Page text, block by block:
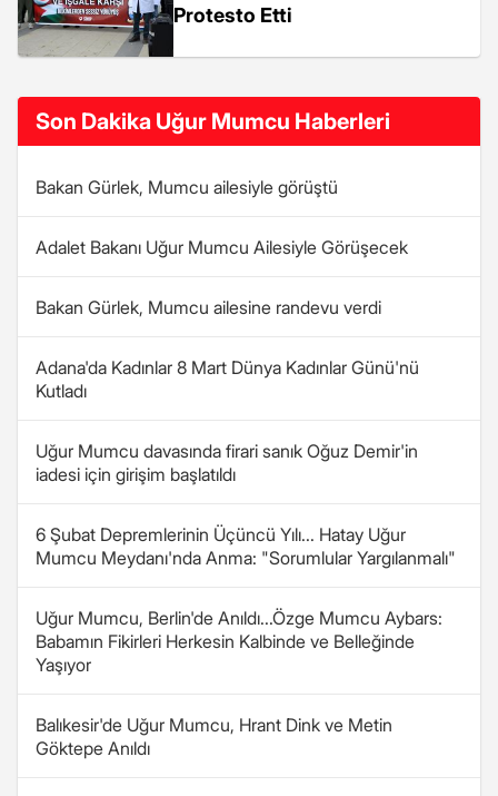
Protesto Etti
Son Dakika Uğur Mumcu Haberleri
Bakan Gürlek, Mumcu ailesiyle görüştü
Adalet Bakanı Uğur Mumcu Ailesiyle Görüşecek
Bakan Gürlek, Mumcu ailesine randevu verdi
Adana'da Kadınlar 8 Mart Dünya Kadınlar Günü'nü
Kutladı
Uğur Mumcu davasında firari sanık Oğuz Demir'in
iadesi için girişim başlatıldı
6 Şubat Depremlerinin Üçüncü Yılı... Hatay Uğur
Mumcu Meydanı'nda Anma: "Sorumlular Yargılanmalı"
Uğur Mumcu, Berlin'de Anıldı...Özge Mumcu Aybars:
Babamın Fikirleri Herkesin Kalbinde ve Belleğinde
Yaşıyor
Balıkesir'de Uğur Mumcu, Hrant Dink ve Metin
Göktepe Anıldı